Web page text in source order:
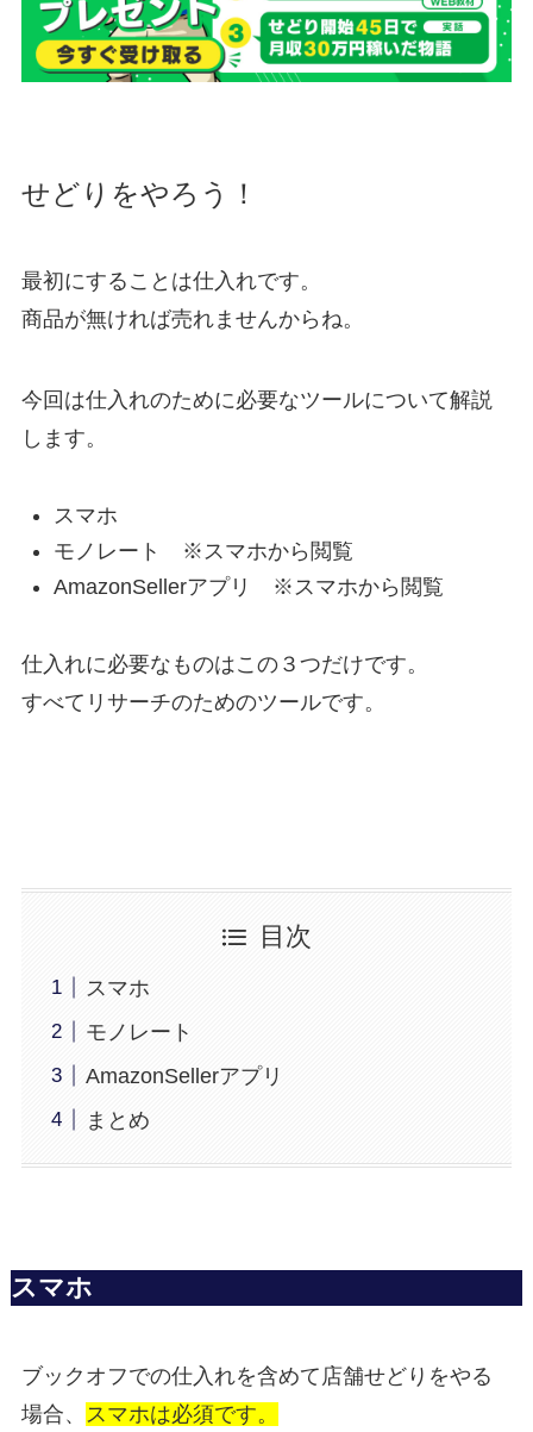
せどりをやろう！
最初にすることは仕入れです。
商品が無ければ売れませんからね。
今回は仕入れのために必要なツールについて解説
します。
スマホ
モノレート ※スマホから閲覧
AmazonSellerアプリ ※スマホから閲覧
仕入れに必要なものはこの３つだけです。
すべてリサーチのためのツールです。
目次
スマホ
モノレート
AmazonSellerアプリ
まとめ
スマホ
ブックオフでの仕入れを含めて店舗せどりをやる
場合、 スマホは必須です。